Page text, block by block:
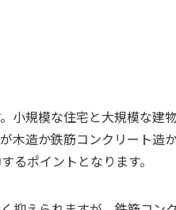
小規模な住宅と大規模な建
木造か鉄筋コンクリート造
るポイントとなります。